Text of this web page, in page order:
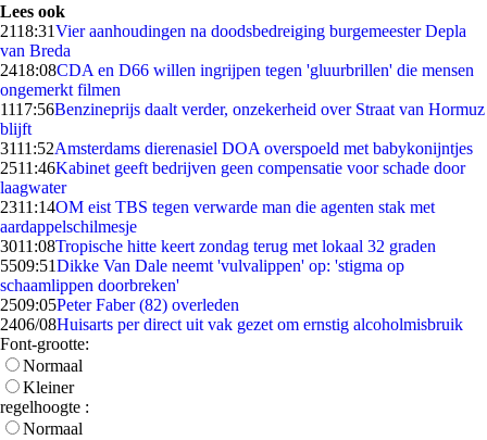
Lees ook
2118:31Vier aanhoudingen na doodsbedreiging burgemeester Depla
van Breda
2418:08CDA en D66 willen ingrijpen tegen 'gluurbrillen' die mensen
ongemerkt filmen
1117:56Benzineprijs daalt verder, onzekerheid over Straat van Hormuz
blijft
3111:52Amsterdams dierenasiel DOA overspoeld met babykonijntjes
2511:46Kabinet geeft bedrijven geen compensatie voor schade door
laagwater
2311:14OM eist TBS tegen verwarde man die agenten stak met
aardappelschilmesje
3011:08Tropische hitte keert zondag terug met lokaal 32 graden
5509:51Dikke Van Dale neemt 'vulvalippen' op: 'stigma op
schaamlippen doorbreken'
2509:05Peter Faber (82) overleden
2406/08Huisarts per direct uit vak gezet om ernstig alcoholmisbruik
Font-grootte:
Normaal
Kleiner
regelhoogte :
Normaal